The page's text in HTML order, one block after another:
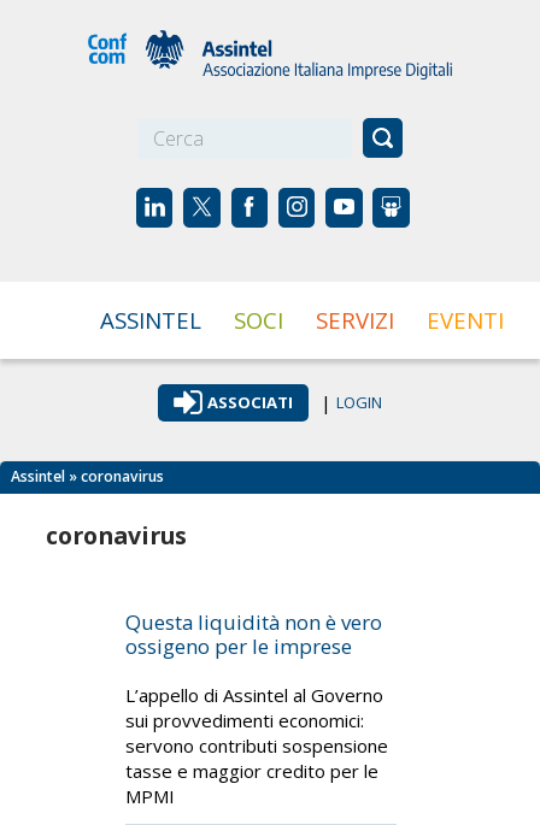
ASSINTEL SOCI SERVIZI EVENTI
ASSOCIATI | LOGIN
Assintel » coronavirus
coronavirus
Questa liquidità non è vero
ossigeno per le imprese
L’appello di Assintel al Governo
sui provvedimenti economici:
servono contributi sospensione
tasse e maggior credito per le
MPMI